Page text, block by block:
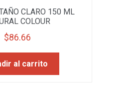
CLARO 150 ML
COLOUR
$86.66
al carrito